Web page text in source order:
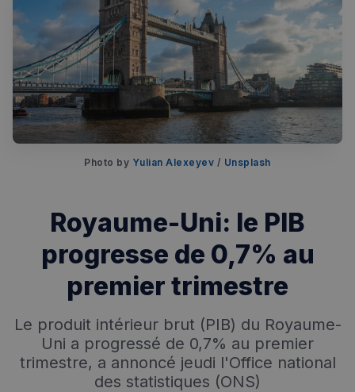
Recherche ✨Chatbot IA
Rechercher dans Français à Londres - Magazine
Visites guidées
Événements à venir
Photo by Yulian Alexeyev / Unsplash
Royaume-Uni: le PIB
progresse de 0,7% au
premier trimestre
Le produit intérieur brut (PIB) du Royaume-
Uni a progressé de 0,7% au premier
trimestre, a annoncé jeudi l'Office national
des statistiques (ONS)